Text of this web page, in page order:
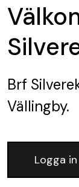
Brf
Vällingby.
Logga in